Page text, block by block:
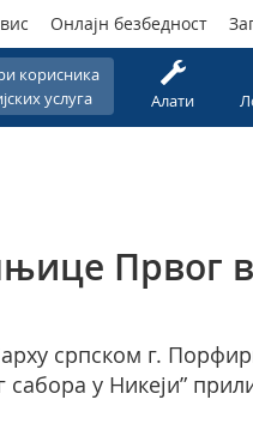
корисника
услуга
Алати
Онлајн безбедност
Првог
српском г.
у Никеји”